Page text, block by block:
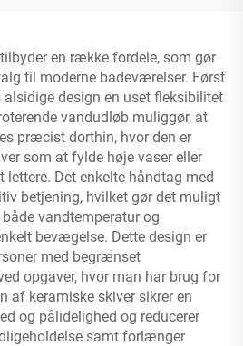
en række fordele, som gør
til moderne badeværelser. Først
design en uset fleksibilitet
vandudløb muliggør, at
præcist dorthin, hvor den er
som at fylde høje vaser eller
lettere. Det enkelte håndtag med
betjening, hvilket gør det muligt
vandtemperatur og
bevægelse. Dette design er
med begrænset
opgaver, hvor man har brug for
af keramiske skiver sikrer en
og pålidelighed og reducerer
samt forlænger